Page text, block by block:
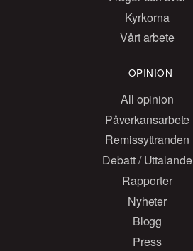
Kyrkorna
Vårt arbete
OPINION
All opinion
Påverkansarbete
Remissyttranden
Debatt / Uttalande
Rapporter
Nyheter
Blogg
Press